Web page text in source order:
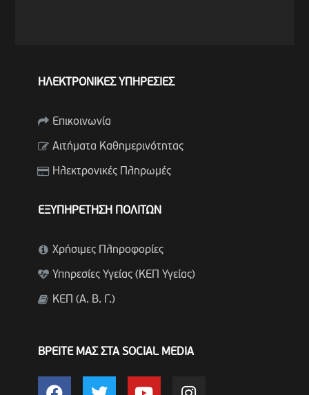
ΗΛΕΚΤΡΟΝΙΚΕΣ ΥΠΗΡΕΣΙΕΣ
Επικοινωνία
Αιτήματα Καθημερινότητας
Ηλεκτρονικές Πληρωμές
ΕΞΥΠΗΡΕΤΗΣΗ ΠΟΛΙΤΩΝ
Χρήσιμες Πληροφορίες
Υπηρεσίες Υγείας (ΚΕΠ Υγείας)
ΚΕΠ (Α. Β. Γ.)
ΒΡΕΙΤΕ ΜΑΣ ΣΤΑ SOCIAL MEDIA